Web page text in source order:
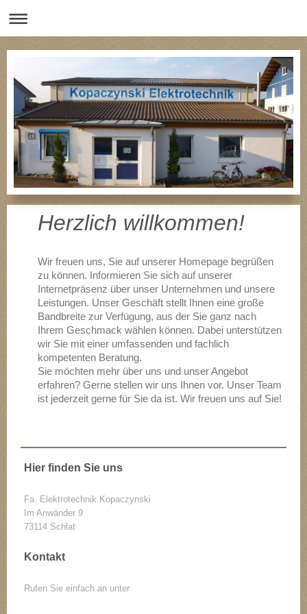
Herzlich willkommen!
Wir freuen uns, Sie auf unserer Homepage begrüßen
zu können. Informieren Sie sich auf unserer
Internetpräsenz über unser Unternehmen und unsere
Leistungen. Unser Geschäft stellt Ihnen eine große
Bandbreite zur Verfügung, aus der Sie ganz nach
Ihrem Geschmack wählen können. Dabei unterstützen
wir Sie mit einer umfassenden und fachlich
kompetenten Beratung.
Sie möchten mehr über uns und unser Angebot
erfahren? Gerne stellen wir uns Ihnen vor. Unser Team
ist jederzeit gerne für Sie da ist. Wir freuen uns auf Sie!
Hier finden Sie uns
Fa. Elektrotechnik Kopaczynski
Im Anwänder 9
73114 Schlat
Kontakt
Rufen Sie einfach an unter